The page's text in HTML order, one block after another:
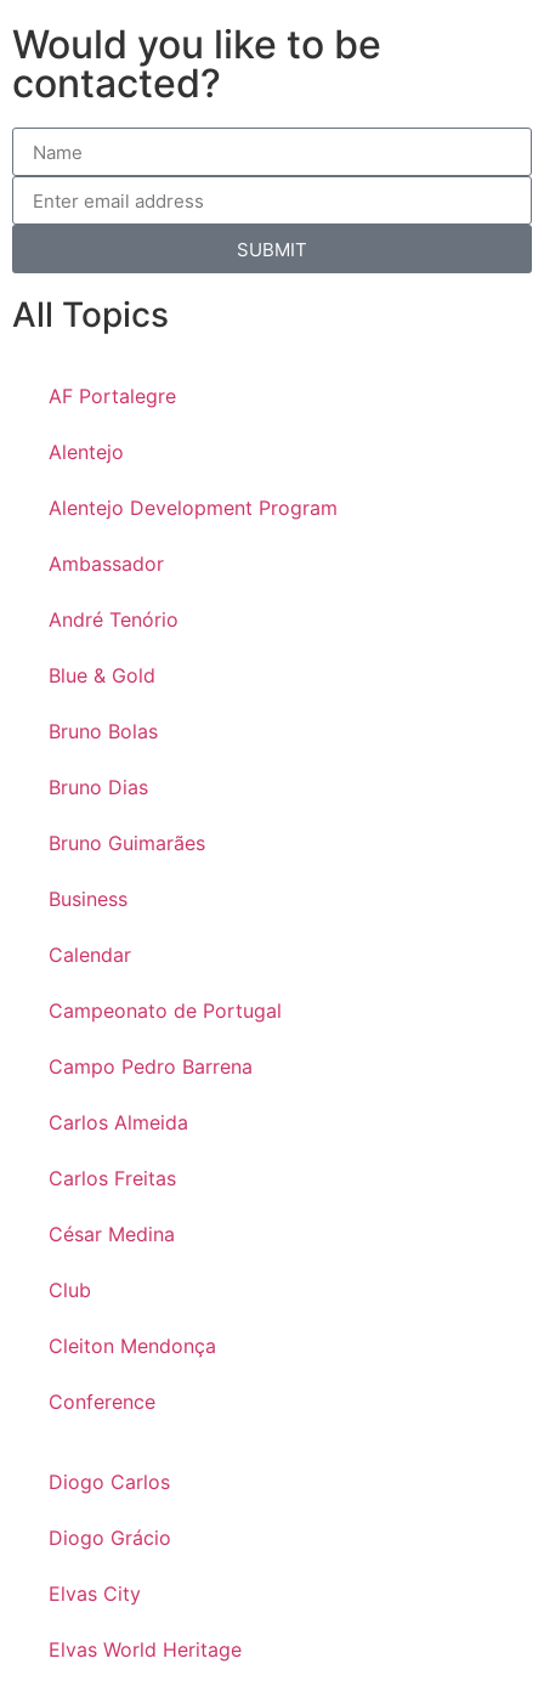
Would you like to be
contacted?
SUBMIT
All Topics
AF Portalegre
Alentejo
Alentejo Development Program
Ambassador
André Tenório
Blue & Gold
Bruno Bolas
Bruno Dias
Bruno Guimarães
Business
Calendar
Campeonato de Portugal
Campo Pedro Barrena
Carlos Almeida
Carlos Freitas
César Medina
Club
Cleiton Mendonça
Conference
Diogo Carlos
Diogo Grácio
Elvas City
Elvas World Heritage